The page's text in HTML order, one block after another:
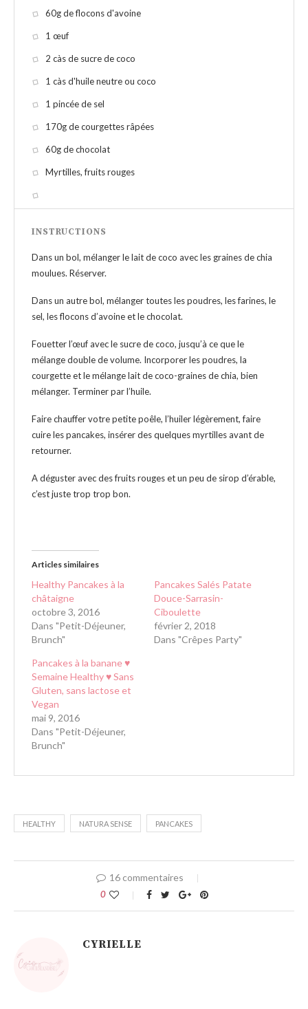
60g de flocons d'avoine
1 œuf
2 càs de sucre de coco
1 càs d'huile neutre ou coco
1 pincée de sel
170g de courgettes râpées
60g de chocolat
Myrtilles, fruits rouges
INSTRUCTIONS
Dans un bol, mélanger le lait de coco avec les graines de chia
moulues. Réserver.
Dans un autre bol, mélanger toutes les poudres, les farines, le
sel, les flocons d’avoine et le chocolat.
Fouetter l’œuf avec le sucre de coco, jusqu’à ce que le
mélange double de volume. Incorporer les poudres, la
courgette et le mélange lait de coco-graines de chia, bien
mélanger. Terminer par l’huile.
Faire chauffer votre petite poêle, l’huiler légèrement, faire
cuire les pancakes, insérer des quelques myrtilles avant de
retourner.
A déguster avec des fruits rouges et un peu de sirop d’érable,
c’est juste trop trop bon.
Articles similaires
Healthy Pancakes à la
châtaigne
octobre 3, 2016
Dans "Petit-Déjeuner,
Brunch"
Pancakes Salés Patate
Douce-Sarrasin-
Ciboulette
février 2, 2018
Dans "Crêpes Party"
Pancakes à la banane ♥
Semaine Healthy ♥ Sans
Gluten, sans lactose et
Vegan
mai 9, 2016
Dans "Petit-Déjeuner,
Brunch"
HEALTHY NATURA SENSE PANCAKES
16 commentaires
0
CYRIELLE